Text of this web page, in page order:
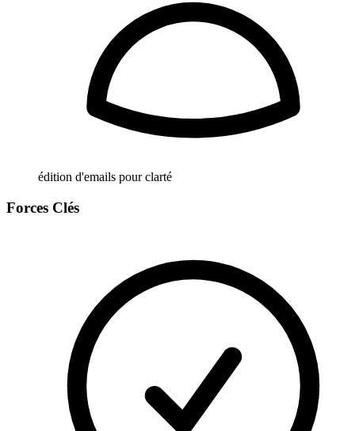
édition d'emails pour clarté
Forces Clés